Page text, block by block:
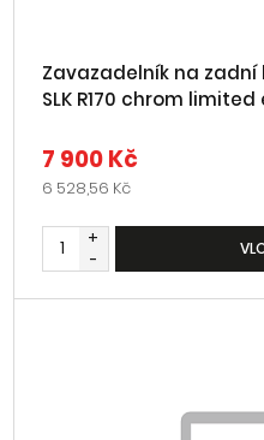
Zavazadelník na
SLK R170 chrom
7 900 Kč
6 528,56 Kč
+
-